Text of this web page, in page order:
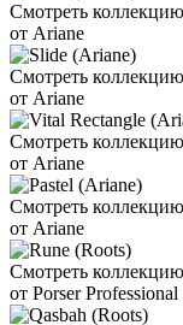
Смотреть
от Ariane
Смотреть
от Ariane
Смотреть
от Ariane
Смотреть
от Ariane
Смотреть
от Porser Professional